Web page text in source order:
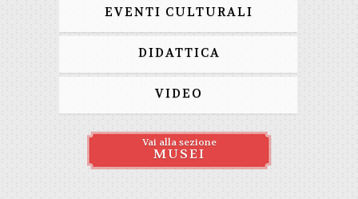
EVENTI CULTURALI
DIDATTICA
VIDEO
Vai alla sezione
MUSEI